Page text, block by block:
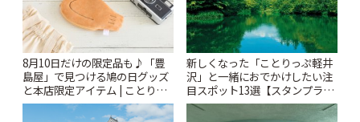
8月10日だけの限定品も♪「豊
島屋」で見つける鳩の日グッズ
と本店限定アイテム | ことりっ
ぷ
新しくなった「ことりっぷ軽井
沢」と一緒におでかけしたい注
目スポット13選【スタンプラリ
ー開催中】 | ことりっぷ